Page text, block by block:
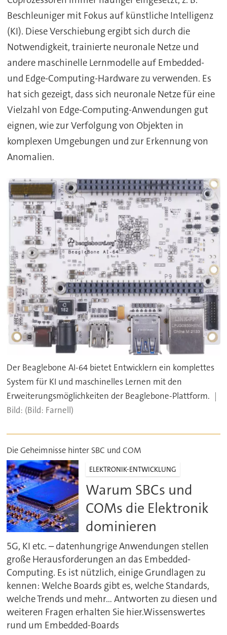
Beschleuniger mit Fokus auf künstliche Intelligenz
(KI). Diese Verschiebung ergibt sich durch die
Notwendigkeit, trainierte neuronale Netze und
andere maschinelle Lernmodelle auf Embedded-
und Edge-Computing-Hardware zu verwenden. Es
hat sich gezeigt, dass sich neuronale Netze für eine
Vielzahl von Edge-Computing-Anwendungen gut
eignen, wie zur Verfolgung von Objekten in
komplexen Umgebungen und zur Erkennung von
Anomalien.
Der Beaglebone AI-64 bietet Entwicklern ein komplettes
System für KI und maschinelles Lernen mit den
Erweiterungsmöglichkeiten der Beaglebone-Plattform.
(Bild: Farnell)
Die Geheimnisse hinter SBC und COM
ELEKTRONIK-ENTWICKLUNG
Warum SBCs und
COMs die Elektronik
dominieren
5G, KI etc. – datenhungrige Anwendungen stellen
große Herausforderungen an das Embedded-
Computing. Es ist nützlich, einige Grundlagen zu
kennen: Welche Boards gibt es, welche Standards,
welche Trends und mehr... Antworten zu diesen und
weiteren Fragen erhalten Sie hier.Wissenswertes
rund um Embedded-Boards